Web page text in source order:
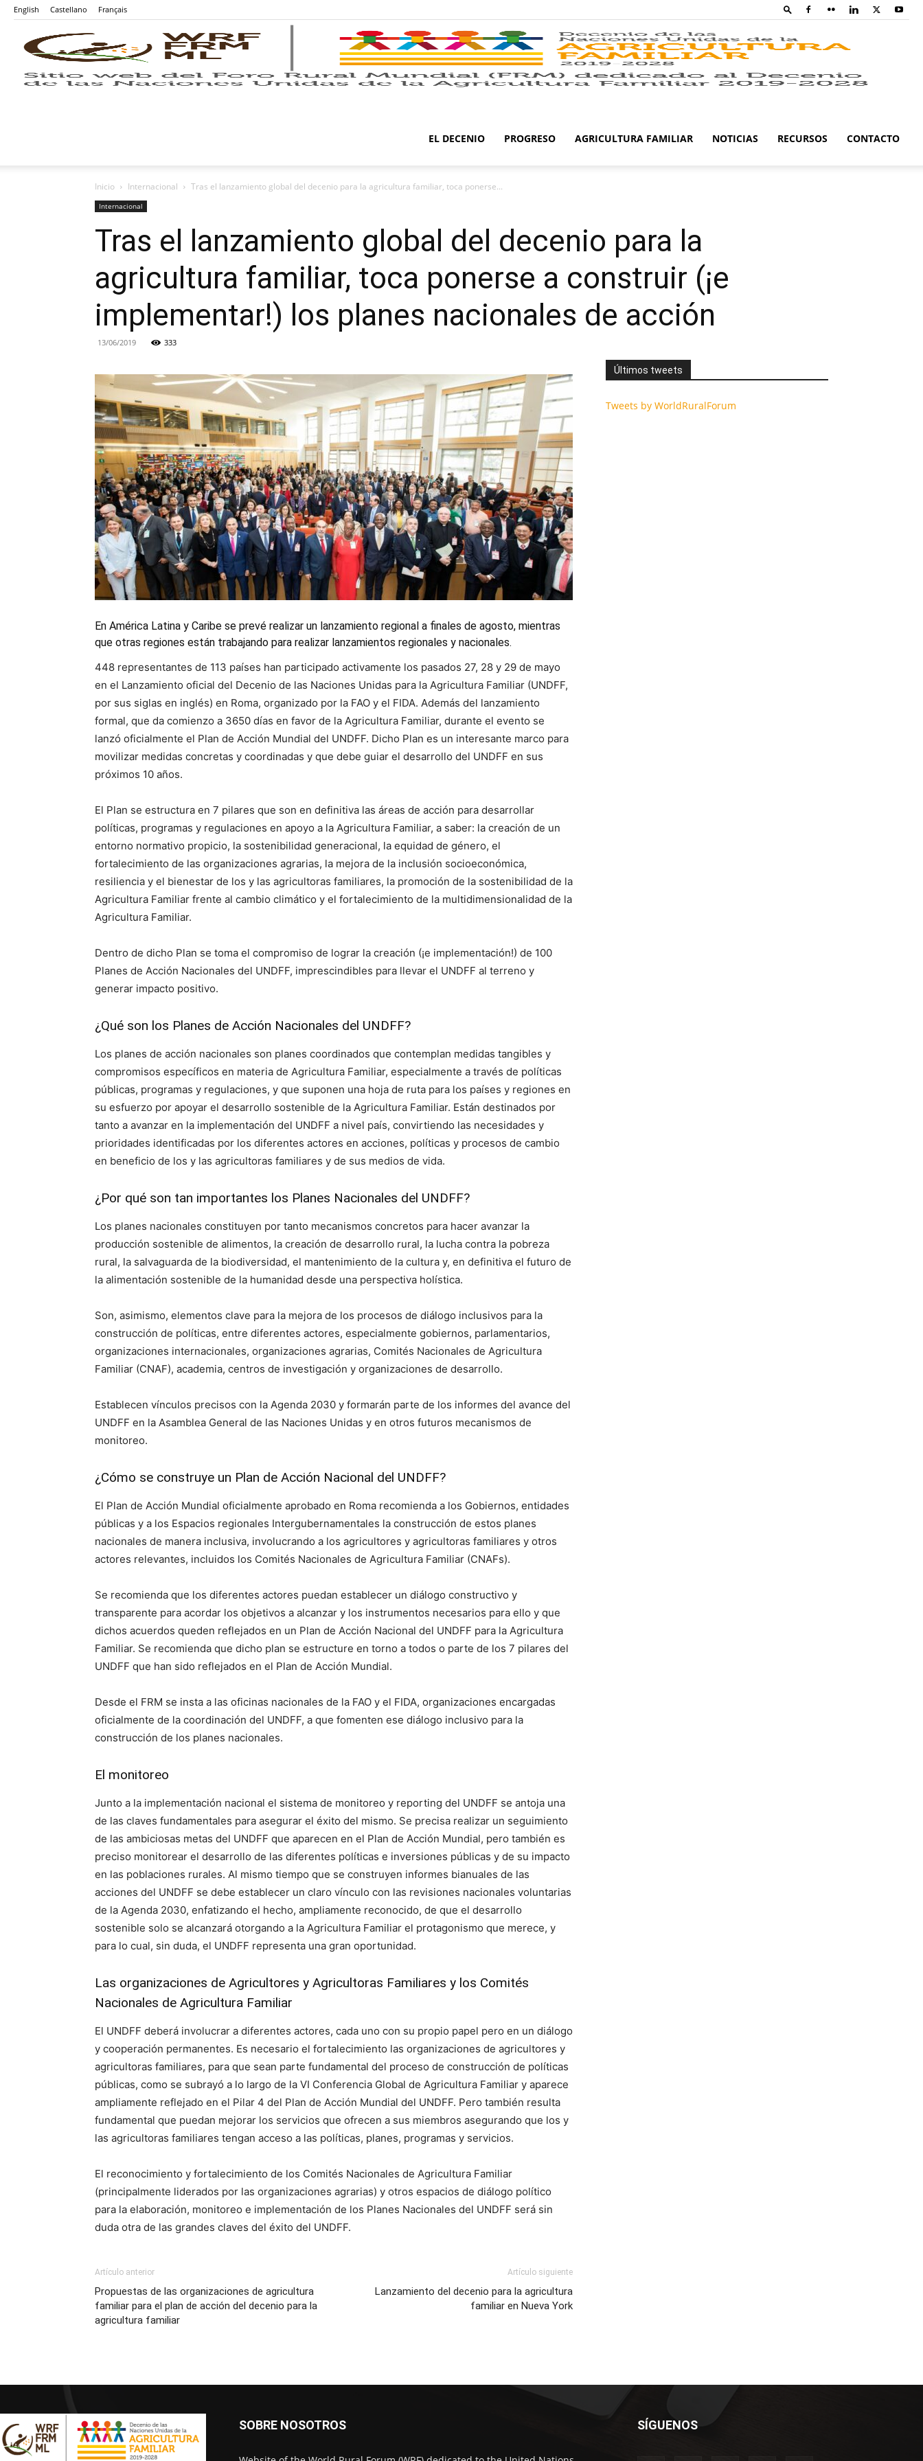
English Castellano Français
EL DECENIO PROGRESO AGRICULTURA FAMILIAR NOTICIAS RECURSOS CONTACTO
Inicio Internacional Tras el lanzamiento global del decenio para la agricultura familiar, toca ponerse...
Internacional
Tras el lanzamiento global del decenio para la
agricultura familiar, toca ponerse a construir (¡e
implementar!) los planes nacionales de acción
13/06/2019 333
En América Latina y Caribe se prevé realizar un lanzamiento regional a finales de agosto, mientras
que otras regiones están trabajando para realizar lanzamientos regionales y nacionales.
448 representantes de 113 países han participado activamente los pasados 27, 28 y 29 de mayo
en el Lanzamiento oficial del Decenio de las Naciones Unidas para la Agricultura Familiar (UNDFF,
por sus siglas en inglés) en Roma, organizado por la FAO y el FIDA. Además del lanzamiento
formal, que da comienzo a 3650 días en favor de la Agricultura Familiar, durante el evento se
lanzó oficialmente el Plan de Acción Mundial del UNDFF. Dicho Plan es un interesante marco para
movilizar medidas concretas y coordinadas y que debe guiar el desarrollo del UNDFF en sus
próximos 10 años.
El Plan se estructura en 7 pilares que son en definitiva las áreas de acción para desarrollar
políticas, programas y regulaciones en apoyo a la Agricultura Familiar, a saber: la creación de un
entorno normativo propicio, la sostenibilidad generacional, la equidad de género, el
fortalecimiento de las organizaciones agrarias, la mejora de la inclusión socioeconómica,
resiliencia y el bienestar de los y las agricultoras familiares, la promoción de la sostenibilidad de la
Agricultura Familiar frente al cambio climático y el fortalecimiento de la multidimensionalidad de la
Agricultura Familiar.
Dentro de dicho Plan se toma el compromiso de lograr la creación (¡e implementación!) de 100
Planes de Acción Nacionales del UNDFF, imprescindibles para llevar el UNDFF al terreno y
generar impacto positivo.
¿Qué son los Planes de Acción Nacionales del UNDFF?
Los planes de acción nacionales son planes coordinados que contemplan medidas tangibles y
compromisos específicos en materia de Agricultura Familiar, especialmente a través de políticas
públicas, programas y regulaciones, y que suponen una hoja de ruta para los países y regiones en
su esfuerzo por apoyar el desarrollo sostenible de la Agricultura Familiar. Están destinados por
tanto a avanzar en la implementación del UNDFF a nivel país, convirtiendo las necesidades y
prioridades identificadas por los diferentes actores en acciones, políticas y procesos de cambio
en beneficio de los y las agricultoras familiares y de sus medios de vida.
¿Por qué son tan importantes los Planes Nacionales del UNDFF?
Los planes nacionales constituyen por tanto mecanismos concretos para hacer avanzar la
producción sostenible de alimentos, la creación de desarrollo rural, la lucha contra la pobreza
rural, la salvaguarda de la biodiversidad, el mantenimiento de la cultura y, en definitiva el futuro de
la alimentación sostenible de la humanidad desde una perspectiva holística.
Son, asimismo, elementos clave para la mejora de los procesos de diálogo inclusivos para la
construcción de políticas, entre diferentes actores, especialmente gobiernos, parlamentarios,
organizaciones internacionales, organizaciones agrarias, Comités Nacionales de Agricultura
Familiar (CNAF), academia, centros de investigación y organizaciones de desarrollo.
Establecen vínculos precisos con la Agenda 2030 y formarán parte de los informes del avance del
UNDFF en la Asamblea General de las Naciones Unidas y en otros futuros mecanismos de
monitoreo.
¿Cómo se construye un Plan de Acción Nacional del UNDFF?
El Plan de Acción Mundial oficialmente aprobado en Roma recomienda a los Gobiernos, entidades
públicas y a los Espacios regionales Intergubernamentales la construcción de estos planes
nacionales de manera inclusiva, involucrando a los agricultores y agricultoras familiares y otros
actores relevantes, incluidos los Comités Nacionales de Agricultura Familiar (CNAFs).
Se recomienda que los diferentes actores puedan establecer un diálogo constructivo y
transparente para acordar los objetivos a alcanzar y los instrumentos necesarios para ello y que
dichos acuerdos queden reflejados en un Plan de Acción Nacional del UNDFF para la Agricultura
Familiar. Se recomienda que dicho plan se estructure en torno a todos o parte de los 7 pilares del
UNDFF que han sido reflejados en el Plan de Acción Mundial.
Desde el FRM se insta a las oficinas nacionales de la FAO y el FIDA, organizaciones encargadas
oficialmente de la coordinación del UNDFF, a que fomenten ese diálogo inclusivo para la
construcción de los planes nacionales.
El monitoreo
Junto a la implementación nacional el sistema de monitoreo y reporting del UNDFF se antoja una
de las claves fundamentales para asegurar el éxito del mismo. Se precisa realizar un seguimiento
de las ambiciosas metas del UNDFF que aparecen en el Plan de Acción Mundial, pero también es
preciso monitorear el desarrollo de las diferentes políticas e inversiones públicas y de su impacto
en las poblaciones rurales. Al mismo tiempo que se construyen informes bianuales de las
acciones del UNDFF se debe establecer un claro vínculo con las revisiones nacionales voluntarias
de la Agenda 2030, enfatizando el hecho, ampliamente reconocido, de que el desarrollo
sostenible solo se alcanzará otorgando a la Agricultura Familiar el protagonismo que merece, y
para lo cual, sin duda, el UNDFF representa una gran oportunidad.
Las organizaciones de Agricultores y Agricultoras Familiares y los Comités
Nacionales de Agricultura Familiar
El UNDFF deberá involucrar a diferentes actores, cada uno con su propio papel pero en un diálogo
y cooperación permanentes. Es necesario el fortalecimiento las organizaciones de agricultores y
agricultoras familiares, para que sean parte fundamental del proceso de construcción de políticas
públicas, como se subrayó a lo largo de la VI Conferencia Global de Agricultura Familiar y aparece
ampliamente reflejado en el Pilar 4 del Plan de Acción Mundial del UNDFF. Pero también resulta
fundamental que puedan mejorar los servicios que ofrecen a sus miembros asegurando que los y
las agricultoras familiares tengan acceso a las políticas, planes, programas y servicios.
El reconocimiento y fortalecimiento de los Comités Nacionales de Agricultura Familiar
(principalmente liderados por las organizaciones agrarias) y otros espacios de diálogo político
para la elaboración, monitoreo e implementación de los Planes Nacionales del UNDFF será sin
duda otra de las grandes claves del éxito del UNDFF.
Artículo anterior
Propuestas de las organizaciones de agricultura
familiar para el plan de acción del decenio para la
agricultura familiar
Artículo siguiente
Lanzamiento del decenio para la agricultura
familiar en Nueva York
Últimos tweets
Tweets by WorldRuralForum
SOBRE NOSOTROS SÍGUENOS